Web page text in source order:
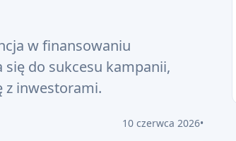
w finansowaniu
się do sukcesu kampanii,
z inwestorami.
10 czerwca 2026•